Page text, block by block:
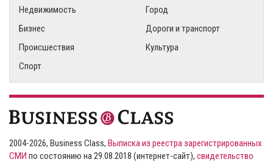
Недвижимость
Город
Бизнес
Дороги и транспорт
Происшествия
Культура
Спорт
2004-2026, Business Class, Выписка из реестра зарегистрированных
СМИ по состоянию на 29.08.2018 (интернет-сайт), свидетельство